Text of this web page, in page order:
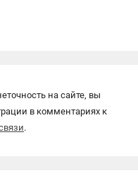
на сайте, вы
в комментариях к
.